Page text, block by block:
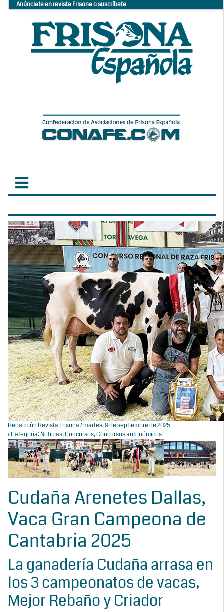
Anúnciate en revista Frisona o suscríbete
Redacción Revista Frisona/ martes, 9 de septiembre de 2025
/ Categoría:Noticias,Concursos,Concursos autonómicos
Cudaña Arenetes Dallas,
Vaca Gran Campeona de
Cantabria 2025
La ganadería Cudaña arrasa en
los 3 campeonatos de vacas,
Mejor Rebaño y Criador